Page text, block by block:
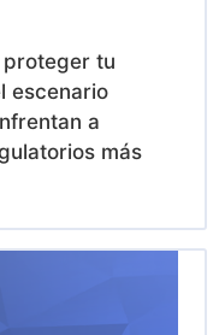
proteger tu
escenario
a
más